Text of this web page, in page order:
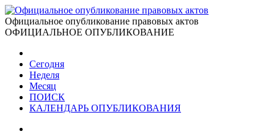
Официальное опубликование правовых актов
ОФИЦИАЛЬНОЕ ОПУБЛИКОВАНИЕ
Сегодня
Неделя
Месяц
ПОИСК
КАЛЕНДАРЬ ОПУБЛИКОВАНИЯ